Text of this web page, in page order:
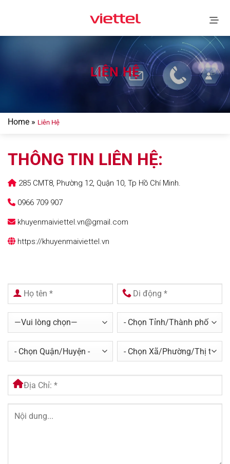
LIÊN HỆ
Home » Liên Hệ
THÔNG TIN LIÊN HỆ:
 285 CMT8, Phường 12, Quận 10, Tp Hồ Chí Minh.
 0966 709 907
 khuyenmaiviettel.vn@gmail.com
 https://khuyenmaiviettel.vn
